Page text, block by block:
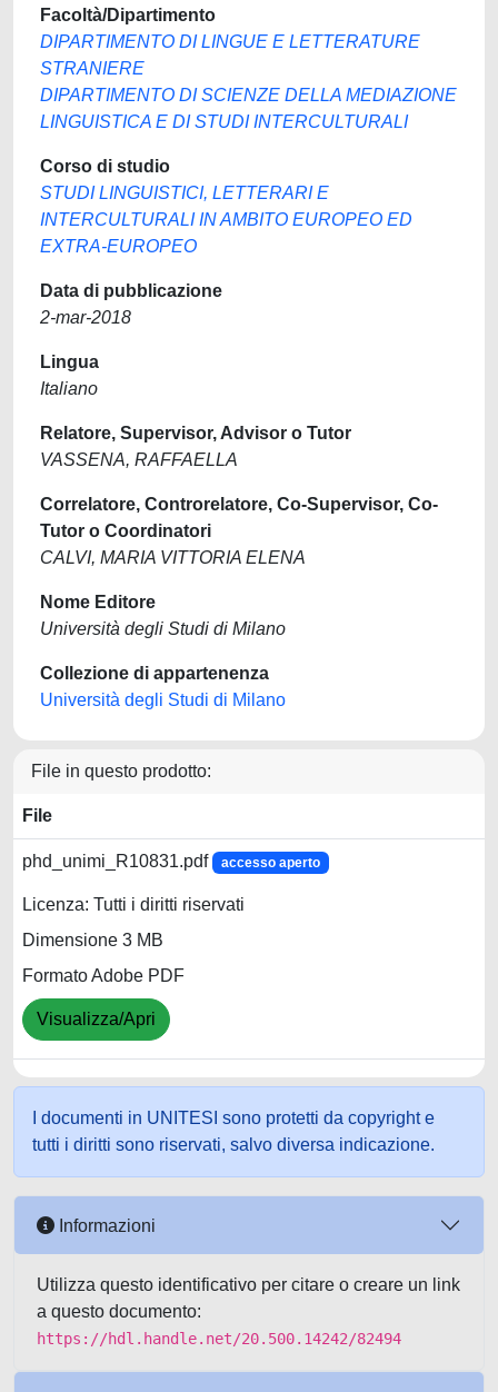
Facoltà/Dipartimento
DIPARTIMENTO DI LINGUE E LETTERATURE
STRANIERE
DIPARTIMENTO DI SCIENZE DELLA MEDIAZIONE
LINGUISTICA E DI STUDI INTERCULTURALI
Corso di studio
STUDI LINGUISTICI, LETTERARI E
INTERCULTURALI IN AMBITO EUROPEO ED
EXTRA-EUROPEO
Data di pubblicazione
2-mar-2018
Lingua
Italiano
Relatore, Supervisor, Advisor o Tutor
VASSENA, RAFFAELLA
Correlatore, Controrelatore, Co-Supervisor, Co-
Tutor o Coordinatori
CALVI, MARIA VITTORIA ELENA
Nome Editore
Università degli Studi di Milano
Collezione di appartenenza
Università degli Studi di Milano
File in questo prodotto:
File
phd_unimi_R10831.pdf accesso aperto
Licenza: Tutti i diritti riservati
Dimensione 3 MB
Formato Adobe PDF
Visualizza/Apri
I documenti in UNITESI sono protetti da copyright e
tutti i diritti sono riservati, salvo diversa indicazione.
Informazioni
Utilizza questo identificativo per citare o creare un link
a questo documento:
https://hdl.handle.net/20.500.14242/82494